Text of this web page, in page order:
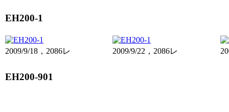
EH200-1
2009/9/18，2086レ 2009/9/22，2086レ
EH200-901